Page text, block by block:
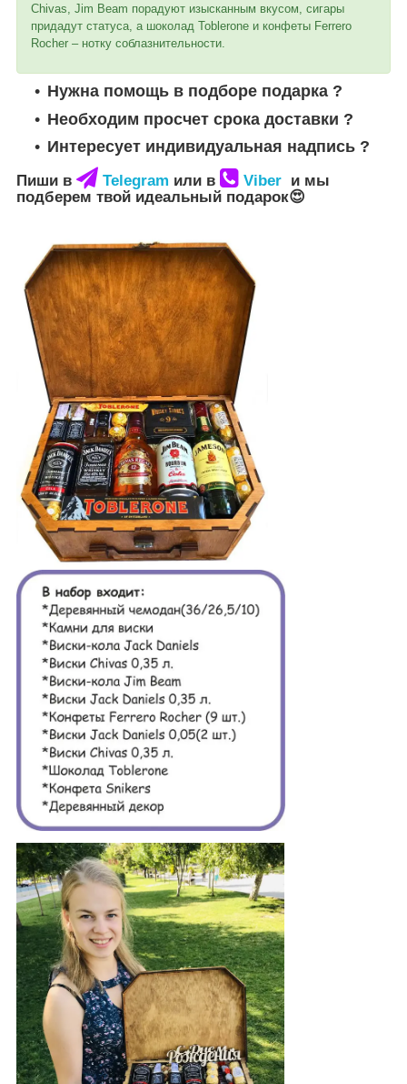
Chivas, Jim Beam порадуют изысканным вкусом, сигары
придадут статуса, а шоколад Toblerone и конфеты Ferrero
Rocher – нотку соблазнительности.
Нужна помощь в подборе подарка ?
Необходим просчет срока доставки ?
Интересует индивидуальная надпись ?
Пиши в Telegram или в Viber и мы
подберем твой идеальный подарок😍